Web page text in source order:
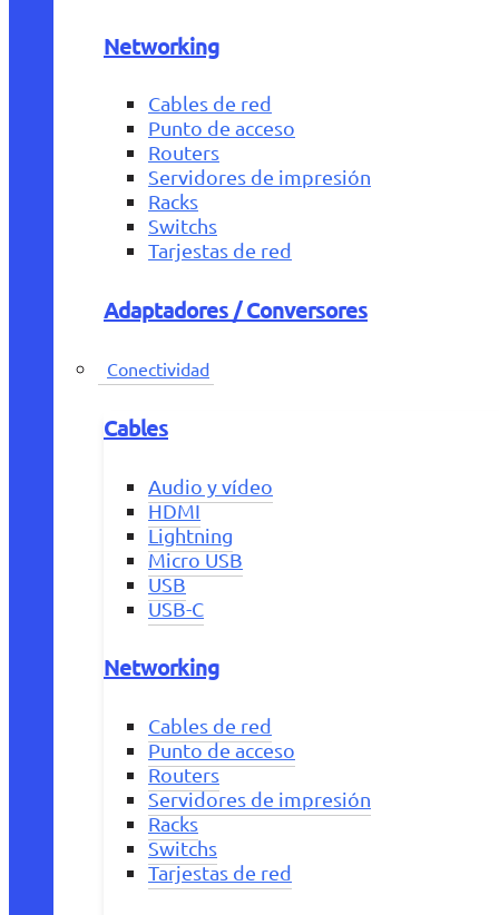
Networking
Cables de red
Punto de acceso
Routers
Servidores de impresión
Racks
Switchs
Tarjestas de red
Adaptadores / Conversores
Conectividad
Cables
Audio y vídeo
HDMI
Lightning
Micro USB
USB
USB-C
Networking
Cables de red
Punto de acceso
Routers
Servidores de impresión
Racks
Switchs
Tarjestas de red